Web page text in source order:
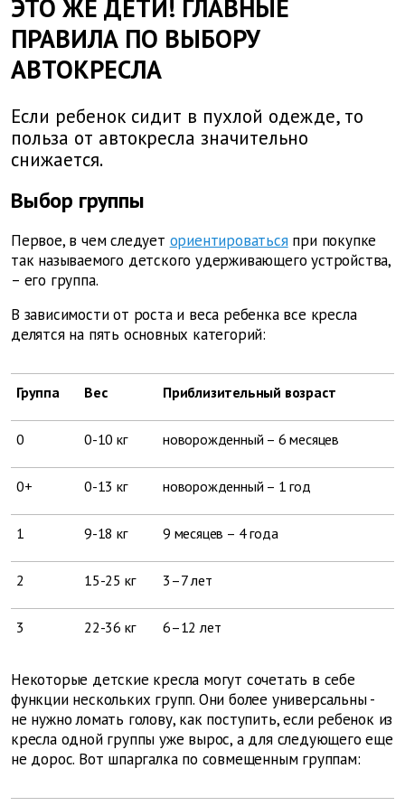
ЭТО ЖЕ ДЕТИ! ГЛАВНЫЕ
ПРАВИЛА ПО ВЫБОРУ
АВТОКРЕСЛА
Если ребенок сидит в пухлой одежде, то
польза от автокресла значительно
снижается.
Выбор группы
Первое, в чем следует ориентироватьсяпри покупке
так называемого детского удерживающего устройства,
– его группа.
В зависимости от роста и веса ребенка все кресла
делятся на пять основных категорий:
Группа Вес Приблизительный возраст
0 0-10 кг новорожденный – 6 месяцев
0+ 0-13 кг новорожденный – 1 год
1 9-18 кг 9 месяцев – 4 года
2 15-25 кг 3–7 лет
3 22-36 кг 6–12 лет
Некоторые детские кресла могут сочетать в себе
функции нескольких групп. Они более универсальны -
не нужно ломать голову, как поступить, если ребенок из
кресла одной группы уже вырос, а для следующего еще
не дорос. Вот шпаргалка по совмещенным группам: